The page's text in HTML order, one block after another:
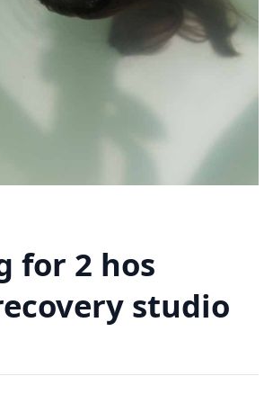
for 2 hos
studio